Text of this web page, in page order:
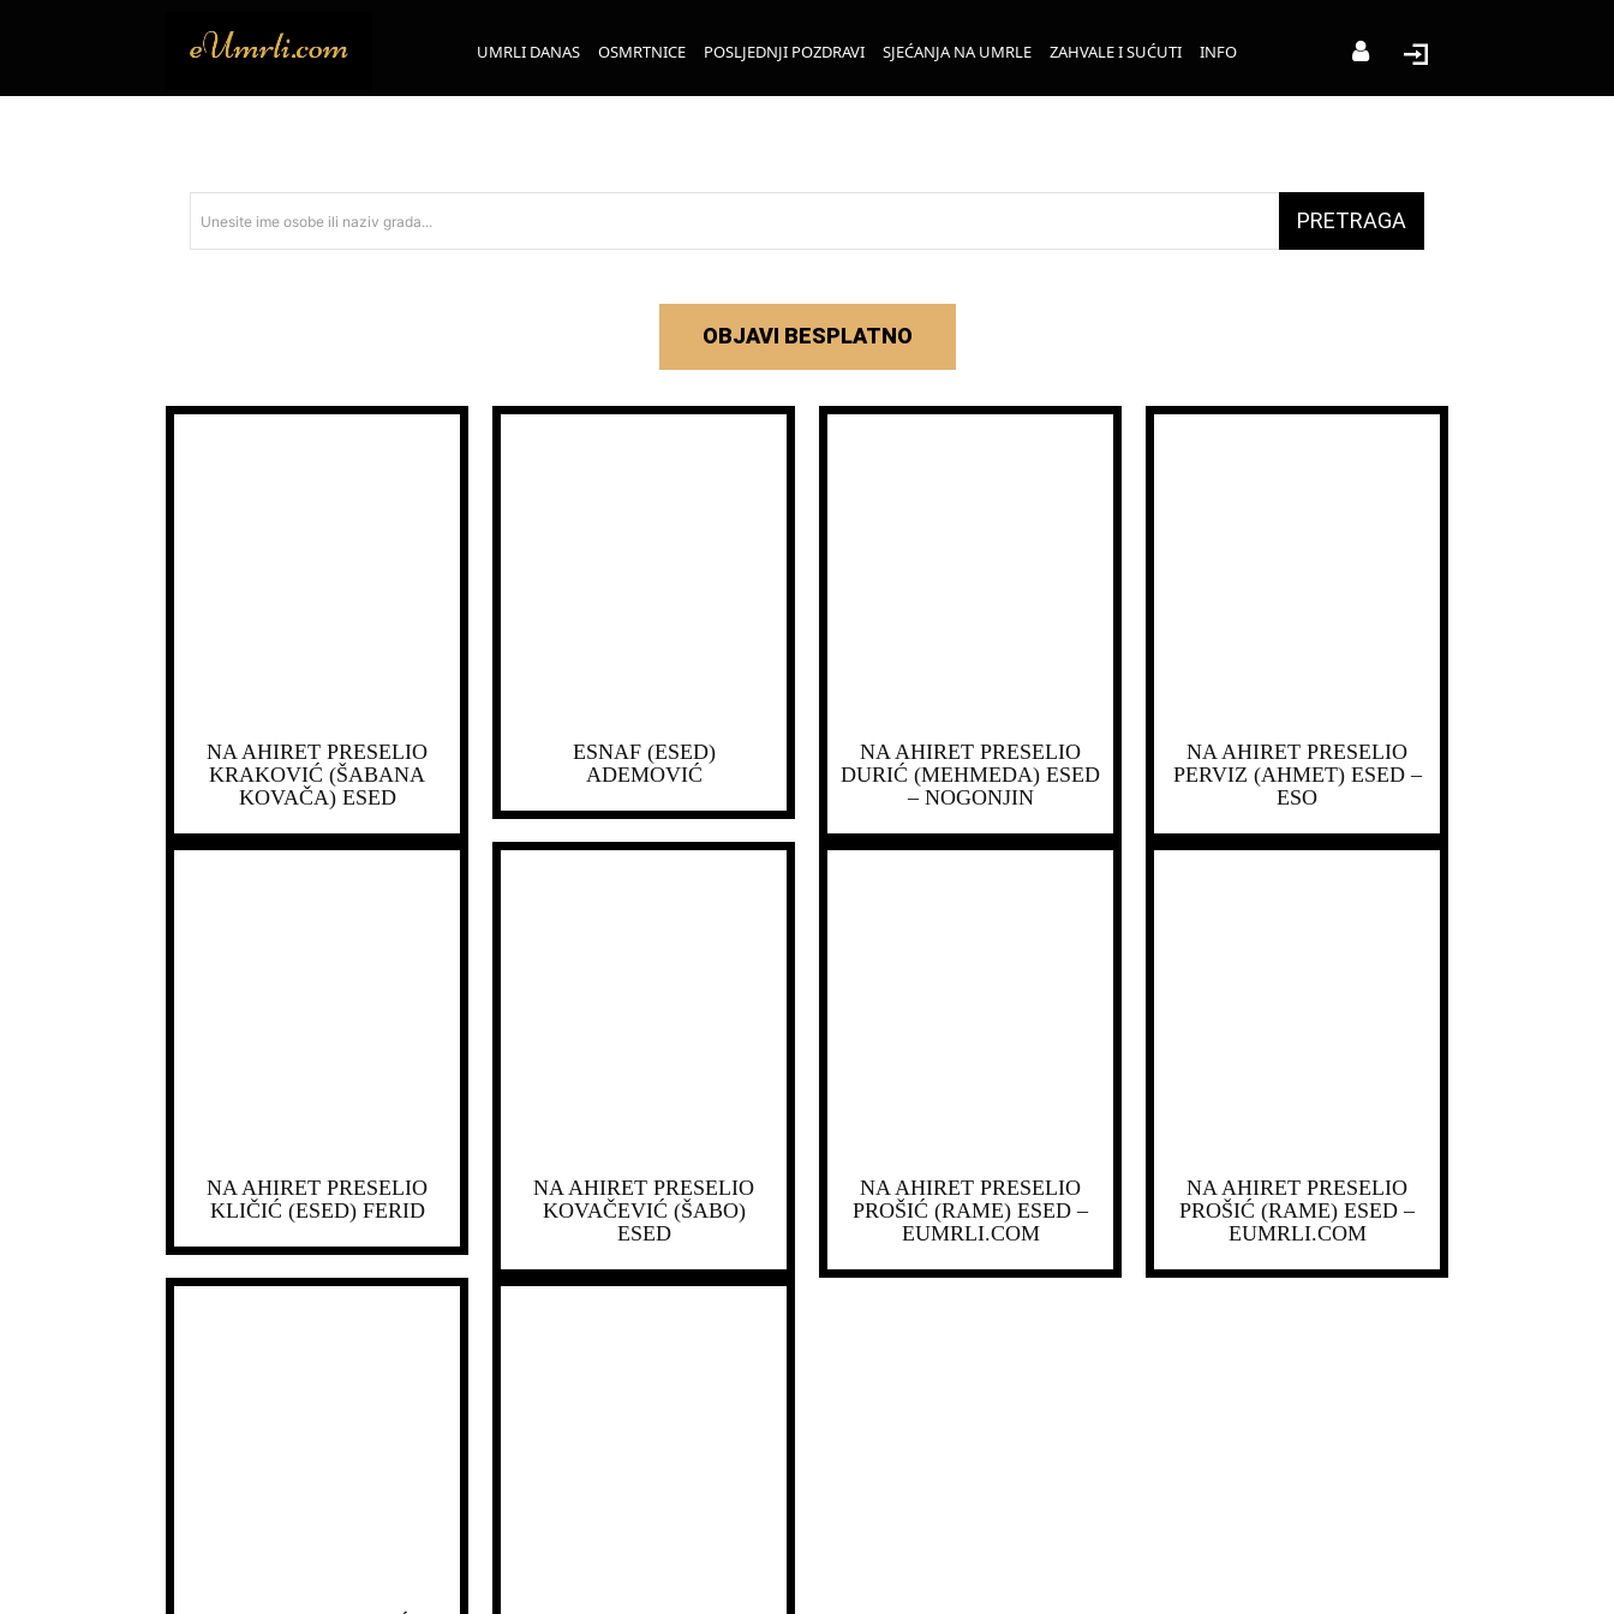
UMRLI DANAS OSMRTNICE POSLJEDNJI POZDRAVI SJEĆANJA NA UMRLE ZAHVALE I SUĆUTI INFO
Unesite ime osobe ili naziv grada... PRETRAGA
OBJAVI BESPLATNO
NA AHIRET PRESELIO
KRAKOVIĆ (ŠABANA
KOVAČA) ESED
ESNAF (ESED)
ADEMOVIĆ
NA AHIRET PRESELIO
DURIĆ (MEHMEDA) ESED
– NOGONJIN
NA AHIRET PRESELIO
PERVIZ (AHMET) ESED –
ESO
NA AHIRET PRESELIO
KLIČIĆ (ESED) FERID
NA AHIRET PRESELIO
KOVAČEVIĆ (ŠABO)
ESED
NA AHIRET PRESELIO
PROŠIĆ (RAME) ESED –
EUMRLI.COM
NA AHIRET PRESELIO
PROŠIĆ (RAME) ESED –
EUMRLI.COM